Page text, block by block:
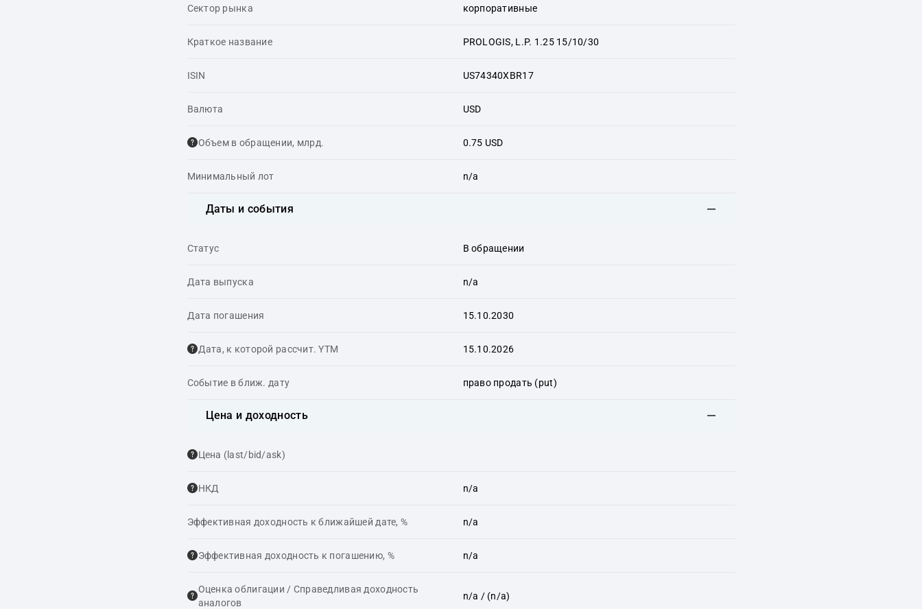
Сектор рынка корпоративные
Краткое название PROLOGIS, L.P. 1.25 15/10/30
ISIN US74340XBR17
Валюта USD
Объем в обращении, млрд. 0.75 USD
Минимальный лот n/a
Даты и события
Статус В обращении
Дата выпуска n/a
Дата погашения 15.10.2030
Дата, к которой рассчит. YTM 15.10.2026
Событие в ближ. дату право продать (put)
Цена и доходность
Цена (last/bid/ask)
НКД n/a
Эффективная доходность к ближайшей дате, % n/a
Эффективная доходность к погашению, % n/a
Оценка облигации / Справедливая доходность
аналогов
n/a / (n/a)